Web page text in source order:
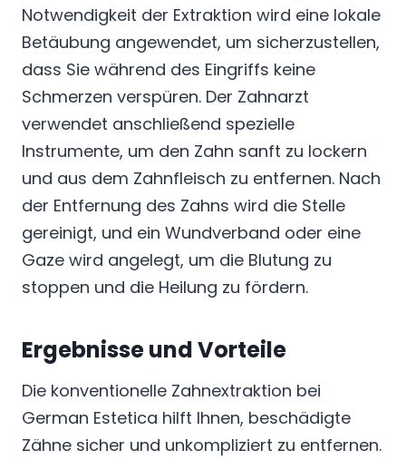
Notwendigkeit der Extraktion wird eine lokale
Betäubung angewendet, um sicherzustellen,
dass Sie während des Eingriffs keine
Schmerzen verspüren. Der Zahnarzt
verwendet anschließend spezielle
Instrumente, um den Zahn sanft zu lockern
und aus dem Zahnfleisch zu entfernen. Nach
der Entfernung des Zahns wird die Stelle
gereinigt, und ein Wundverband oder eine
Gaze wird angelegt, um die Blutung zu
stoppen und die Heilung zu fördern.
Ergebnisse und Vorteile
Die konventionelle Zahnextraktion bei
German Estetica hilft Ihnen, beschädigte
Zähne sicher und unkompliziert zu entfernen.